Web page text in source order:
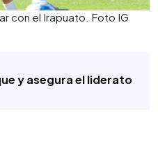
con el Irapuato. Foto IG
y asegura el liderato